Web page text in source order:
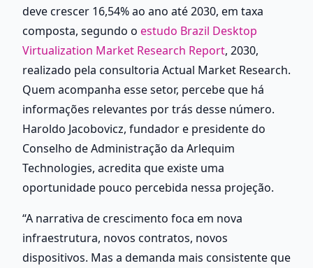
deve crescer 16,54% ao ano até 2030, em taxa
composta, segundo o estudo Brazil Desktop
Virtualization Market Research Report, 2030,
realizado pela consultoria Actual Market Research.
Quem acompanha esse setor, percebe que há
informações relevantes por trás desse número.
Haroldo Jacobovicz, fundador e presidente do
Conselho de Administração da Arlequim
Technologies, acredita que existe uma
oportunidade pouco percebida nessa projeção.
“A narrativa de crescimento foca em nova
infraestrutura, novos contratos, novos
dispositivos. Mas a demanda mais consistente que